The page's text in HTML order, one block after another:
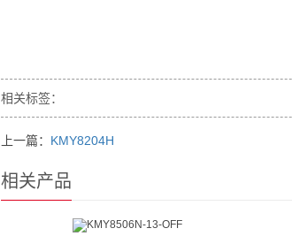
相关标签：
上一篇： KMY8204H
相关产品